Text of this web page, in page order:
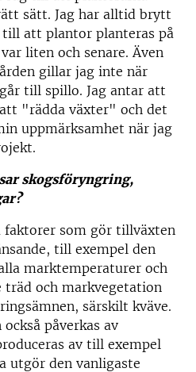
sätt. Jag har alltid brytt
att plantor planteras på
liten och senare. Även
gillar jag inte när
till spillo. Jag antar att
"rädda växter" och det
uppmärksamhet när jag
skogsföryngring,
faktorer som gör tillväxten
till exempel den
marktemperaturer och
och markvegetation
särskilt kväve.
påverkas av
av till exempel
utgör den vanligaste